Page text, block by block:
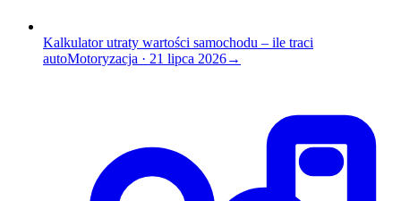
Kalkulator utraty wartości samochodu – ile traci
autoMotoryzacja · 21 lipca 2026→